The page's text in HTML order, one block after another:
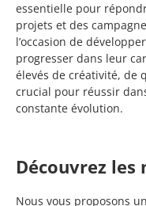
essentielle pour
projets et des
l’occasion de
progresser dans leur
élevés de créativité, de
crucial pour réussir
constante évolution.
Découvrez les
Nous vous proposons